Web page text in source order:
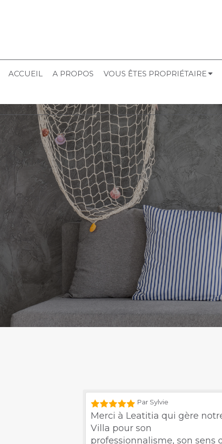
ACCUEIL A PROPOS VOUS ÊTES PROPRIÉTAIRE
Par Sylvie
Merci à Leatitia qui gère
Villa pour son
professionnalisme, son sens